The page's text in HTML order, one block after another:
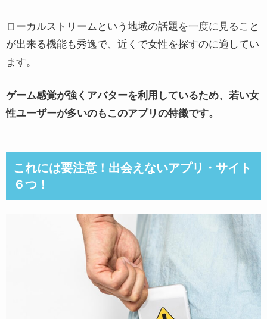
ローカルストリームという地域の話題を一度に見ること
が出来る機能も秀逸で、近くで女性を探すのに適してい
ます。
ゲーム感覚が強くアバターを利用しているため、若い女
性ユーザーが多いのもこのアプリの特徴です。
これには要注意！出会えないアプリ・サイト
６つ！